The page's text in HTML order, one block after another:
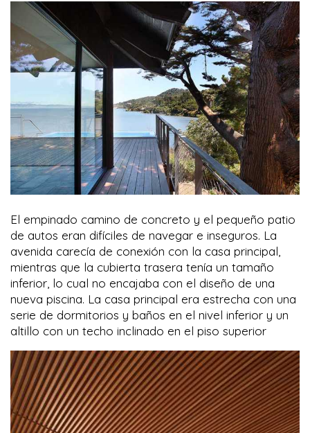
El empinado camino de concreto y el pequeño patio
de autos eran difíciles de navegar e inseguros. La
avenida carecía de conexión con la casa principal,
mientras que la cubierta trasera tenía un tamaño
inferior, lo cual no encajaba con el diseño de una
nueva piscina. La casa principal era estrecha con una
serie de dormitorios y baños en el nivel inferior y un
altillo con un techo inclinado en el piso superior